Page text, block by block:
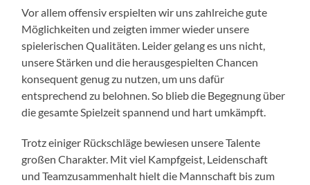
Vor allem offensiv erspielten wir uns zahlreiche gute
Möglichkeiten und zeigten immer wieder unsere
spielerischen Qualitäten. Leider gelang es uns nicht,
unsere Stärken und die herausgespielten Chancen
konsequent genug zu nutzen, um uns dafür
entsprechend zu belohnen. So blieb die Begegnung über
die gesamte Spielzeit spannend und hart umkämpft.
Trotz einiger Rückschläge bewiesen unsere Talente
großen Charakter. Mit viel Kampfgeist, Leidenschaft
und Teamzusammenhalt hielt die Mannschaft bis zum